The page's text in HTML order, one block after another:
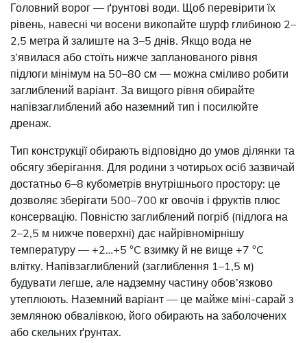
Головний ворог — ґрунтові води. Щоб перевірити їх
рівень, навесні чи восени викопайте шурф глибиною 2–
2,5 метра й залиште на 3–5 днів. Якщо вода не
з’явилася або стоїть нижче запланованого рівня
підлоги мінімум на 50–80 см — можна сміливо робити
заглиблений варіант. За вищого рівня обирайте
напівзаглиблений або наземний тип і посилюйте
дренаж.
Тип конструкції обирають відповідно до умов ділянки та
обсягу зберігання. Для родини з чотирьох осіб зазвичай
достатньо 6–8 кубометрів внутрішнього простору: це
дозволяє зберігати 500–700 кг овочів і фруктів плюс
консервацію. Повністю заглиблений погріб (підлога на
2–2,5 м нижче поверхні) дає найрівномірнішу
температуру — +2…+5 °C взимку й не вище +7 °C
влітку. Напівзаглиблений (заглиблення 1–1,5 м)
будувати легше, але надземну частину обов’язково
утеплюють. Наземний варіант — це майже міні-сарай з
земляною обвалівкою, його обирають на заболочених
або скельних ґрунтах.